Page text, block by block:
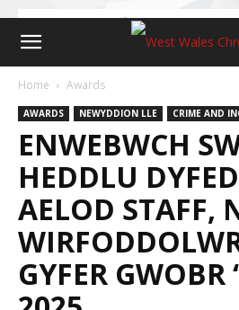
Home Awards
AWARDS NEWYDDION LLE CRIME AND
ENWEBWCH
HEDDLU
AELOD STAFF,
GYFER GWOBR